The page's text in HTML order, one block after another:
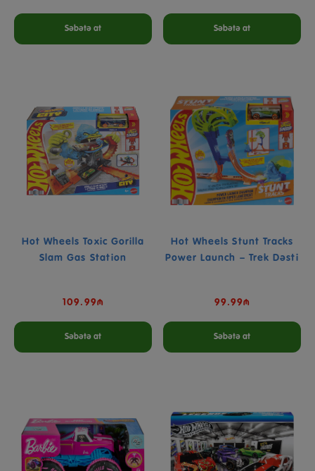
Səbətə at Səbətə at
Hot Wheels Toxic Gorilla
Slam Gas Station
109.99₼
Səbətə at
Hot Wheels Stunt Tracks
Power Launch – Trek Dəsti
99.99₼
Səbətə at